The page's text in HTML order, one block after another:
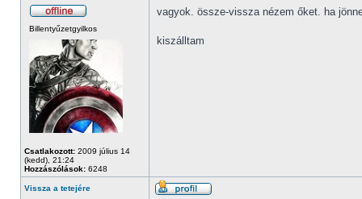
Billentyűzetgyilkos
Csatlakozott: 2009 július 14
(kedd), 21:24
Hozzászólások: 6248
vagyok. össze-vissza nézem őket. ha
kiszálltam
Vissza a tetejére